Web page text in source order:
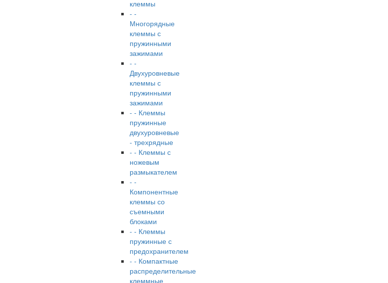
клеммы
- -
Многорядные
клеммы с
пружинными
зажимами
- -
Двухуровневые
клеммы с
пружинными
зажимами
- - Клеммы
пружинные
двухуровневые
- трехрядные
- - Клеммы с
ножевым
размыкателем
- -
Компонентные
клеммы со
съемными
блоками
- - Клеммы
пружинные с
предохранителем
- - Компактные
распределительные
клеммные